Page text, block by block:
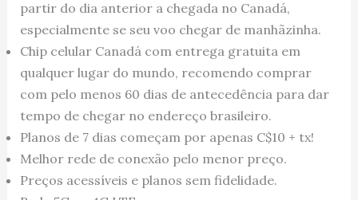
partir do dia anterior a chegada no Canadá,
especialmente se seu voo chegar de manhãzinha.
Chip celular Canadá com entrega gratuita em
qualquer lugar do mundo, recomendo comprar
com pelo menos 60 dias de antecedência para dar
tempo de chegar no endereço brasileiro.
Planos de 7 dias começam por apenas C$10 + tx!
Melhor rede de conexão pelo menor preço.
Preços acessíveis e planos sem fidelidade.